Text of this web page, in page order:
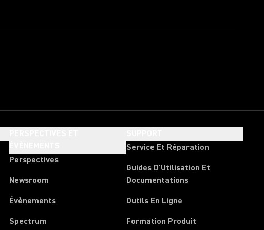
Perspectives
Newsroom
Évènements
Spectrum
Service Et Réparation
Guides D'Utilisation Et
Documentations
Outils En Ligne
Formation Produit